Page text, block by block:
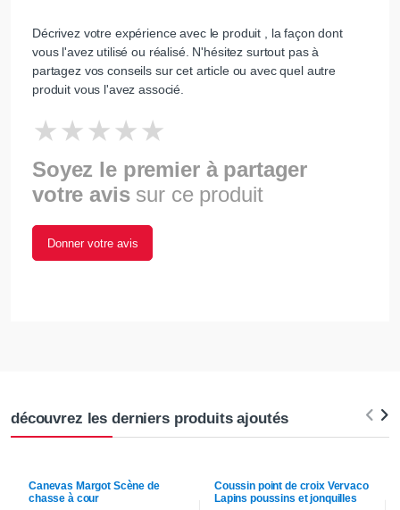
Décrivez votre expérience avec le produit , la façon dont
vous l'avez utilisé ou réalisé. N'hésitez surtout pas à
partagez vos conseils sur cet article ou avec quel autre
produit vous l'avez associé.
Soyez le premier à partager
votre avis sur ce produit
Donner votre avis
découvrez les derniers produits ajoutés
Canevas Margot Scène de
chasse à cour
Coussin point de croix Vervaco
Lapins poussins et jonquilles